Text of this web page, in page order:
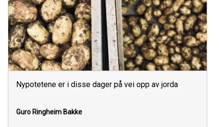
Nypotetene er i disse dager på vei opp av jorda
Guro Ringheim Bakke